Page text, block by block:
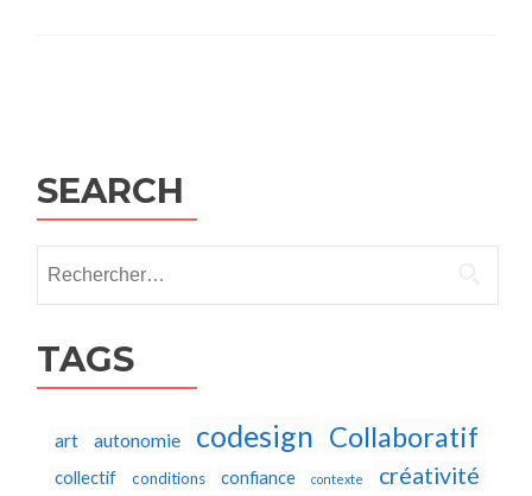
SEARCH
TAGS
art autonomie codesign Collaboratif
collectif conditions confiance contexte créativité